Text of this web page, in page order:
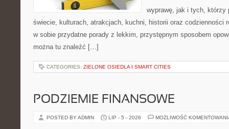
wyprawę, jak i tych, którzy
świecie, kulturach, atrakcjach, kuchni, historii oraz codzienności
w sobie przydatne porady z lekkim, przystępnym sposobem
można tu znaleźć […]
CATEGORIES: ZIELONE OSIEDLA I SMART CITIES
PODZIEMIE FINANSOWE
POSTED BY ADMIN LIP - 5 - 2026 MOŻLIWOŚĆ